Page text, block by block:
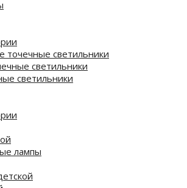
светильники
светильники
светильники
лампы